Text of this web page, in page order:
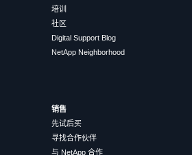
培训
社区
Digital Support Blog
NetApp Neighborhood
销售
先试后买
寻找合作伙伴
与 NetApp 合作